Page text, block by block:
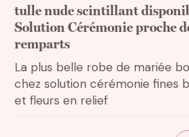
tulle nude scintillant
Solution Cérémonie proche
remparts
La plus belle robe de mariée
chez solution cérémonie fines
et fleurs en relief